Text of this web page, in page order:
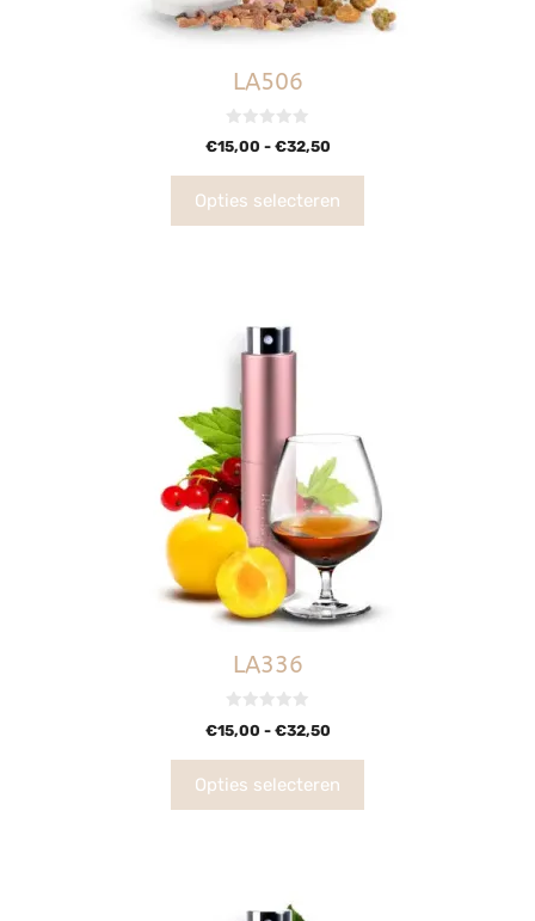
LA506
0
v
n
5
€15,00 - €32,50
Opties selecteren
LA336
0
v
n
5
€15,00 - €32,50
Opties selecteren